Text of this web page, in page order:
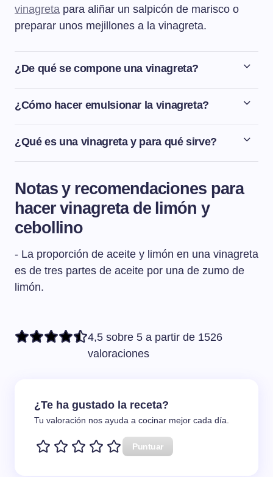
vinagreta para aliñar un salpicón de marisco o
preparar unos mejillones a la vinagreta.
¿De qué se compone una vinagreta?
Una vinagreta es una salsa para aliñar principalmente
ensaladas y que se compone de un elemento graso
puede añadir a la vinagreta otras especias, hierbas
aromáticas, zumo de frutas, miel, etc.
¿Cómo hacer emulsionar la vinagreta?
Para hacer emulsionar la vinagreta hay que mezclar
bien con unas varillas hasta obtener una mezcla
enérgicamente durante unos 10 segundos. De esta
manera conseguiremos una emulsión perfecta.
¿Qué es una vinagreta y para qué sirve?
Una vinagreta es una salsa que sirve para aliñar
También se puede utilizar la vinagreta para aliñar e
incluso marinar platos de pescados y mariscos.
Notas y recomendaciones para
hacer vinagreta de limón y
cebollino
- La proporción de aceite y limón en una vinagreta
es de tres partes de aceite por una de zumo de
limón.
4,5 sobre 5 a partir de 1526
valoraciones
¿Te ha gustado la receta?
Tu valoración nos ayuda a cocinar mejor cada día.
Puntuar